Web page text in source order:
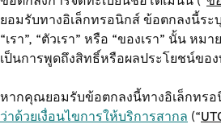
ยอมรับทางอิเล็กทรอนิกส์ ข้อตกลงนี้ระ
“เรา”, “ตัวเรา” หรือ “ของเรา” นั้น
เป็นการพูดถึงสิทธิ์หรือผลประโยชน์ขอ
หากคุณยอมรับข้อตกลงนี้ทางอิเล็กทรอ
ว่าด้วยเงื่อนไขการให้บริการสากล (“